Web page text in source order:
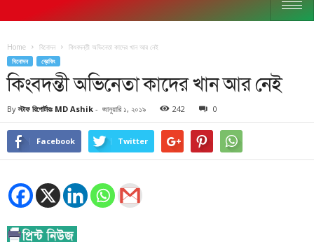
Home বিনোদন কিংবদন্তী অভিনেতা কাদের খান আর নেই
বিনোদন ব্রেকিং
কিংবদন্তী অভিনেতা কাদের খান আর নেই
By স্টাফ রিপোর্টারঃ MD Ashik - জানুয়ারি ১, ২০১৯ 242 0
Facebook Twitter